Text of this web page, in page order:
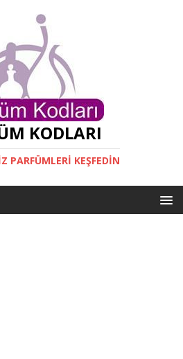
KODLARI
PARFÜMLERI KEŞFEDIN